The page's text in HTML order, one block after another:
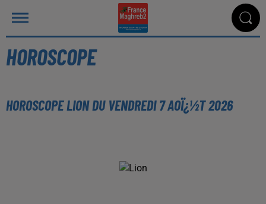
HOROSCOPE
HOROSCOPE LION DU VENDREDI 7 AOÏ¿½T 2026